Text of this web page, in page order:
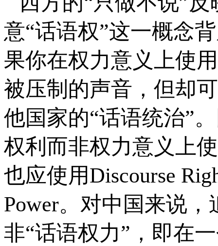
意“话语权”这一概念
果你在权力意义上使
被压制的声音，但却
他国家的“话语统治”
权利而非权力意义上
也应使用Discourse
Power。对中国来说
非“话语权力”，即在